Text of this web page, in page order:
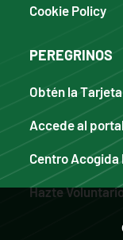
Cookie Policy
PEREGRINOS
Obtén la
Accede al
Centro
Hazte